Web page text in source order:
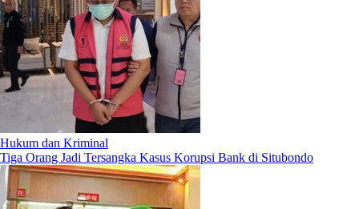
Hukum dan Kriminal
Tiga Orang Jadi Tersangka Kasus Korupsi Bank di Situbondo